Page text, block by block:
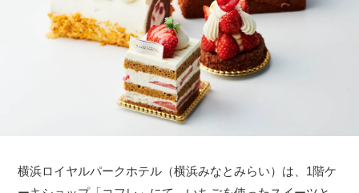
横浜ロイヤルパークホテル（横浜みなとみらい）は、1階ケ